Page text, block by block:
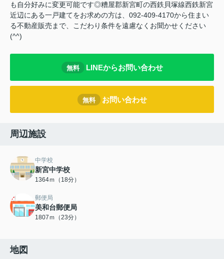
も自分好みに変更可能です◎糟屋郡新宮町の西鉄貝塚線西鉄新宮
近辺にある一戸建てをお求めの方は、092-409-4170から住まい
る不動産販売まで、こだわり条件を遠慮なくお聞かせください
(^^)
無料 LINEからお問い合わせ
無料 お問い合わせ
周辺施設
中学校
新宮中学校
1364ｍ（18分）
郵便局
美和台郵便局
1807ｍ（23分）
地図